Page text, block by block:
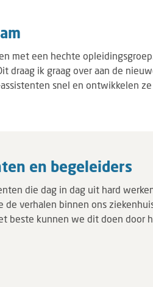
met een hechte
draag ik graag over aan de
snel en ontwikkelen
en begeleiders
die dag in dag uit hard
verhalen binnen ons
beste kunnen we dit doen door